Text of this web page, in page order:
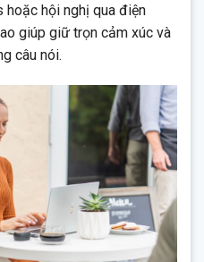
hội nghị qua điện
giúp giữ trọn cảm xúc và
câu nói.